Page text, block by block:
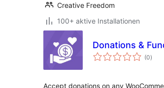
Creative Freedom
100+ aktive Installationen
Donations &
(0)
Accept donations on any